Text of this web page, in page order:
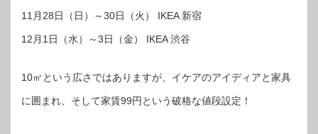
11月28日（日）～30日（火） IKEA 新宿
12月1日（水）～3日（金） IKEA 渋谷
10㎡という広さではありますが、イケアのアイディアと家具
に囲まれ、そして家賃99円という破格な値段設定！